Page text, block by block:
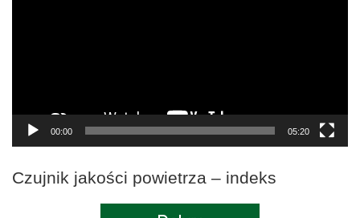
00:00 05:20
Czujnik jakości powietrza – indeks